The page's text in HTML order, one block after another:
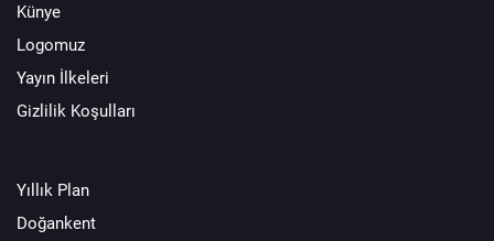
Künye
Logomuz
Yayın İlkeleri
Gizlilik Koşulları
Yıllık Plan
Doğankent